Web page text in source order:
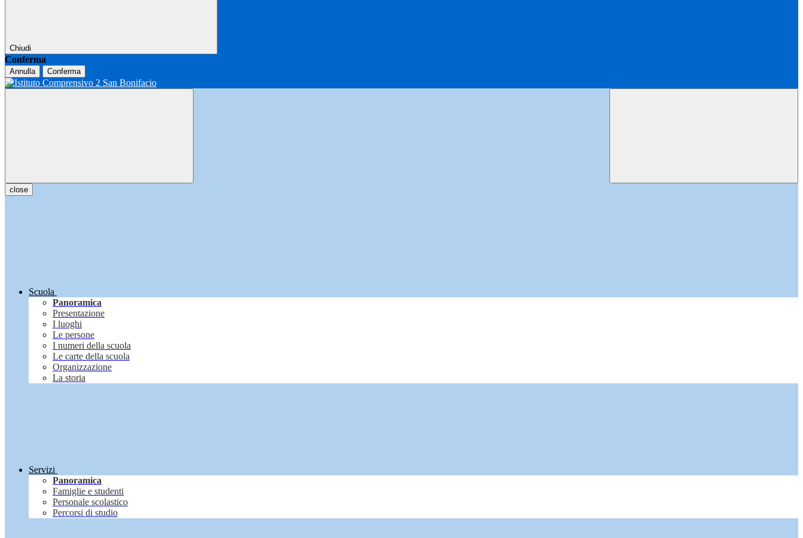
Chiudi
Conferma
Annulla Conferma
close
Scuola
Panoramica
Presentazione
I luoghi
Le persone
I numeri della scuola
Le carte della scuola
Organizzazione
La storia
Servizi
Panoramica
Famiglie e studenti
Personale scolastico
Percorsi di studio